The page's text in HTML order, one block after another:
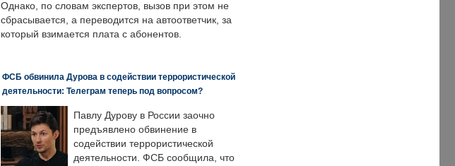
Однако, по словам экспертов, вызов при этом не
сбрасывается, а переводится на автоответчик, за
который взимается плата с абонентов.
ФСБ обвинила Дурова в содействии террористической
деятельности: Телеграм теперь под вопросом?
Павлу Дурову в России заочно
предъявлено обвинение в
содействии террористической
деятельности. ФСБ сообщила, что